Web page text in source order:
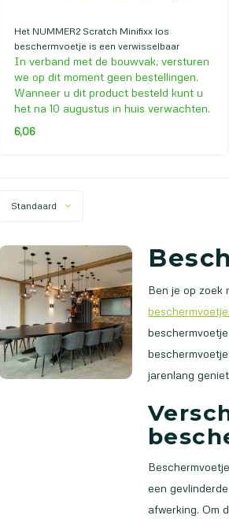
Het NUMMER2 Scratch Minifixx los
beschermvoetje is een verwisselbaar
beschermvoetje voor de NUMMER2 Scratch
Minifixx.
In verband met de bouwvak, versturen
we op dit moment geen bestellingen.
Wanneer u dit product besteld kunt u
het na 10 augustus in huis verwachten.
6,06
Standaard
Ben je op zoek
jarenlang
een
afwerking. Om